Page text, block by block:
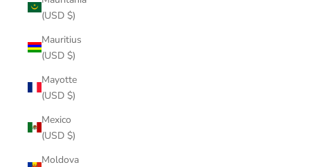
(USD $)
Mauritius
(USD $)
Mayotte
(USD $)
Mexico
(USD $)
Moldova